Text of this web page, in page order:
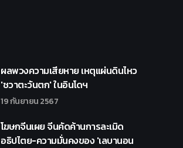
ผลพวงความเสียหาย เหตุแผ่นดินไหว
'ชวาตะวันตก' ในอินโดฯ
19 กันยายน 2567
โฆษกจีนเผย จีนคัดค้านการละเมิด
อธิปไตย-ความมั่นคงของ 'เลบานอน